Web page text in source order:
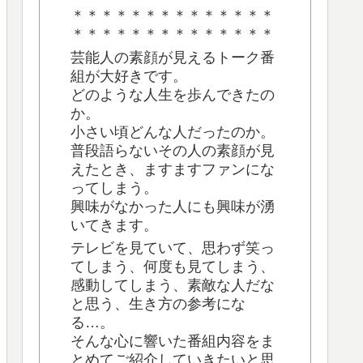
＊＊＊＊＊＊＊＊＊＊＊＊＊＊
＊＊＊＊＊＊＊＊＊＊＊＊＊＊
芸能人の素顔が見えるトーク番
組が大好きです。
どのような人生を歩んできたの
か。
小さい頃どんな人だったのか。
普段語らないその人の素顔が見
えたとき、ますますファンにな
ってしまう。
興味がなかった人にも興味が湧
いてきます。
テレビを見ていて、思わず笑っ
てしまう、何度も見てしまう、
感動してしまう、素敵な人だな
と思う、生き方の参考にな
る…。
そんな心に響いた番組内容をま